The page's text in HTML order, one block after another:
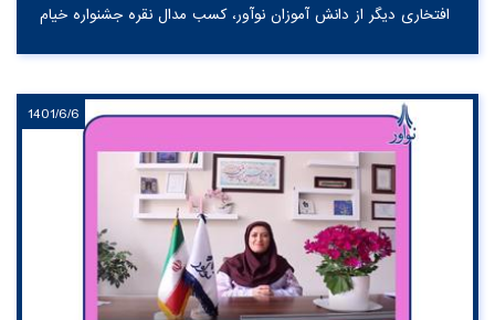
افتخاری دیگر از دانش آموزان نوآور، کسب مدال نقره جشنواره خیام
1401/6/6